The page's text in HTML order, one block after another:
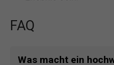
FAQ
Was macht ein